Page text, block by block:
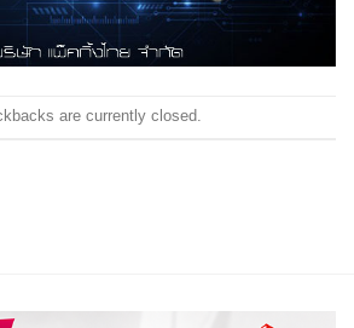
are currently closed.